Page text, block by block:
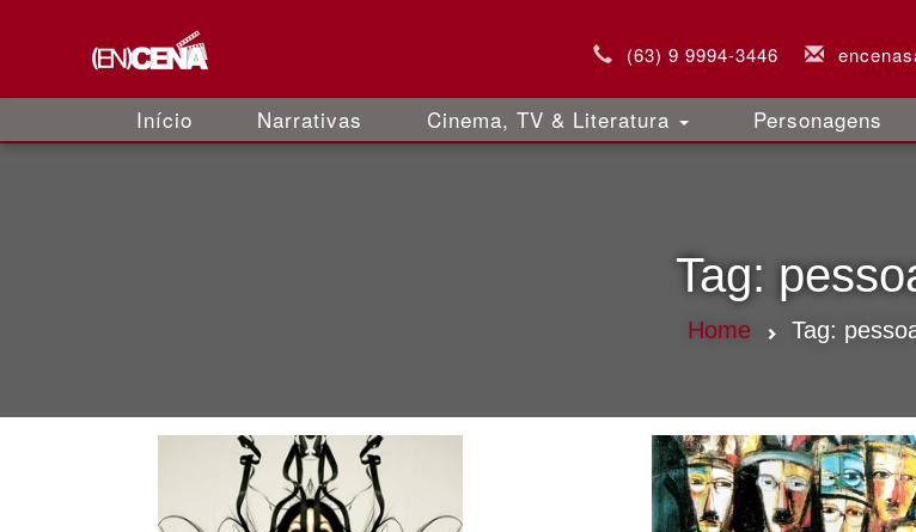
(63) 9 9994-3446
Início Narrativas Cinema, TV & Literatura Personagens
Tag:
Home Tag: